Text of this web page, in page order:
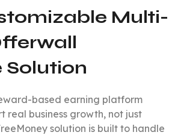
Multi-
Solution
based earning platform
real business growth, not just
solution is built to handle